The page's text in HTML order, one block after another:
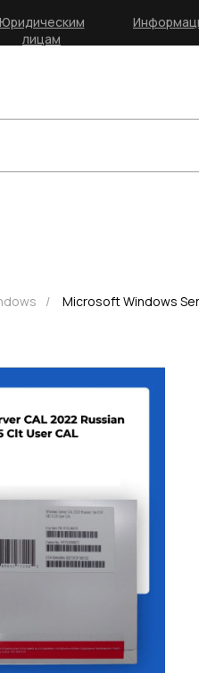
Юридическим
лицам
/ Microsoft Windows